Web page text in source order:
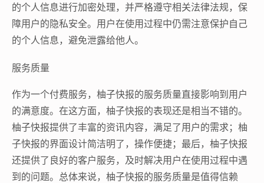
的个人信息进行加密处理，并严格遵守相关法律法规，保
障用户的隐私安全。用户在使用过程中仍需注意保护自己
的个人信息，避免泄露给他人。
服务质量
作为一个付费服务，柚子快报的服务质量直接影响到用户
的满意度。在这方面，柚子快报的表现还是相当不错的。
柚子快报提供了丰富的资讯内容，满足了用户的需求；柚
子快报的界面设计简洁明了，操作便捷；最后，柚子快报
还提供了良好的客户服务，及时解决用户在使用过程中遇
到的问题。总体来说，柚子快报的服务质量是值得信赖